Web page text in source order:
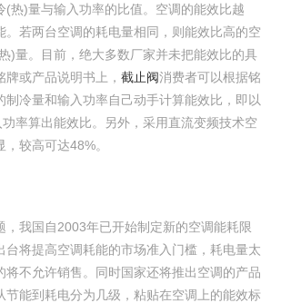
(热)量与输入功率的比值。空调的能效比越
。若两台空调的耗电量相同，则能效比高的空
)量。目前，绝大多数厂家并未把能效比的具
或产品说明书上， 截止阀消费者可以根据铭
制冷量和输入功率自己动手计算能效比，即以
率算出能效比。另外，采用直流变频技术空
较高可达48%。
，我国自2003年已开始制定新的空调能耗限
台将提高空调耗能的市场准入门槛，耗电量太
将不允许销售。同时国家还将推出空调的产品
节能到耗电分为几级，粘贴在空调上的能效标